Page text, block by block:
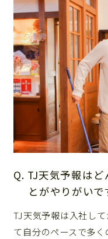
Q. TJ天気予報は
とがやりがいで
TJ天気予報は入社し
て自分のペースで多